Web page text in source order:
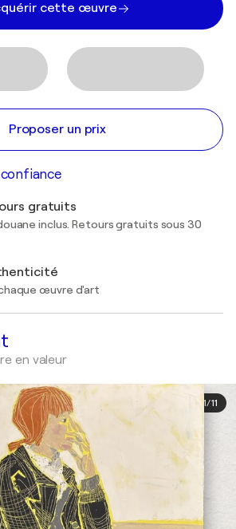
cette œuvre
Proposer un prix
gratuits
inclus. Retours gratuits sous 30
œuvre d'art
en valeur
1/11